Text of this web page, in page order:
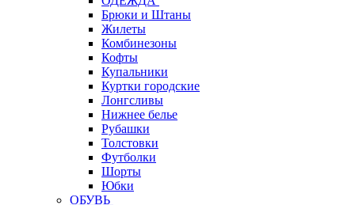
Брюки и Штаны
Жилеты
Комбинезоны
Кофты
Купальники
Куртки городские
Лонгсливы
Нижнее белье
Рубашки
Толстовки
Футболки
Шорты
Юбки
ОБУВЬ